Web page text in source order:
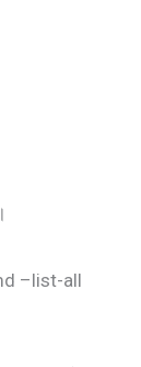
–list-all